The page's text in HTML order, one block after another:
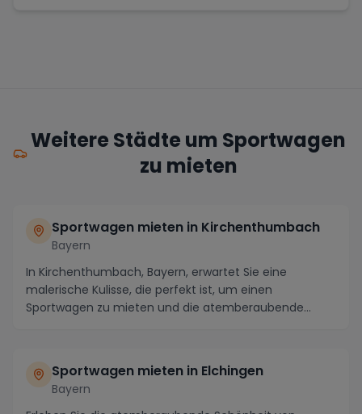
Weitere Städte um Sportwagen
zu mieten
Sportwagen mieten in Kirchenthumbach
Bayern
In Kirchenthumbach, Bayern, erwartet Sie eine
malerische Kulisse, die perfekt ist, um einen
Sportwagen zu mieten und die atemberaubende
Sportwagen mieten in Elchingen
Bayern